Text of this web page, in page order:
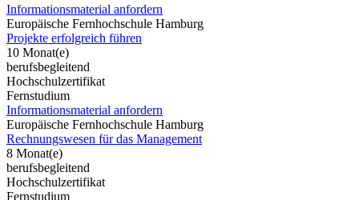
Informationsmaterial anfordern
Europäische Fernhochschule Hamburg
Projekte erfolgreich führen
10 Monat(e)
berufsbegleitend
Hochschulzertifikat
Fernstudium
Informationsmaterial anfordern
Europäische Fernhochschule Hamburg
Rechnungswesen für das Management
8 Monat(e)
berufsbegleitend
Hochschulzertifikat
Fernstudium